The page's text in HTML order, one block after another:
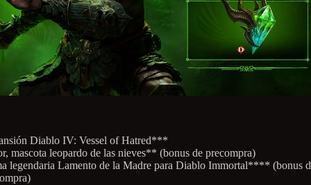
Diablo IV: Vessel of Hatred***
mascota leopardo de las nieves** (bonus de precompra)
legendaria Lamento de la Madre para Diablo Immortal**** (bonus